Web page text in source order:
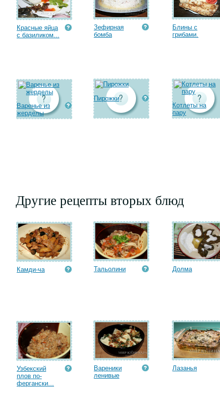
Красные яйца
с базиликом...
Зефирная
бомба
Блины с
грибами.
Варенье из
жерделы
Пирожки
Котлеты на
пару
Другие рецепты вторых блюд
Камди-ча Тальолини Долма
Узбекский
плов по-
фергански...
Вареники
ленивые
Лазанья